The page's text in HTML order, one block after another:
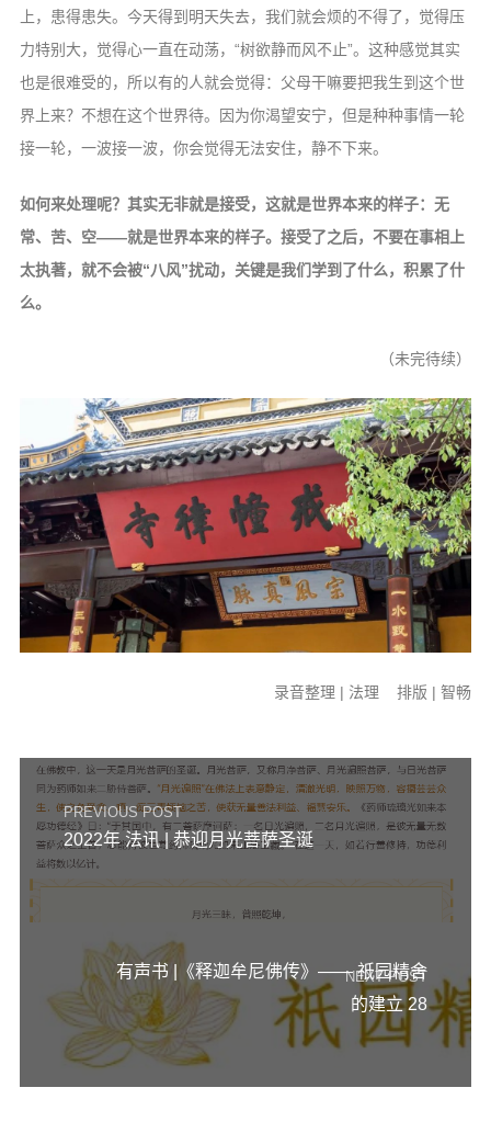
上，患得患失。今天得到明天失去，我们就会烦的不得了，觉得压
力特别大，觉得心一直在动荡，“树欲静而风不止”。这种感觉其实
也是很难受的，所以有的人就会觉得：父母干嘛要把我生到这个世
界上来？不想在这个世界待。因为你渴望安宁，但是种种事情一轮
接一轮，一波接一波，你会觉得无法安住，静不下来。
如何来处理呢？其实无非就是接受，这就是世界本来的样子：无
常、苦、空——就是世界本来的样子。接受了之后，不要在事相上
太执著，就不会被“八风”扰动，关键是我们学到了什么，积累了什
么。
（未完待续）
录音整理 | 法理 排版 | 智畅
PREVIOUS POST
2022年 法讯 | 恭迎月光菩萨圣诞
NEXT POST
有声书 |《释迦牟尼佛传》—— 祇园精舍
的建立 28